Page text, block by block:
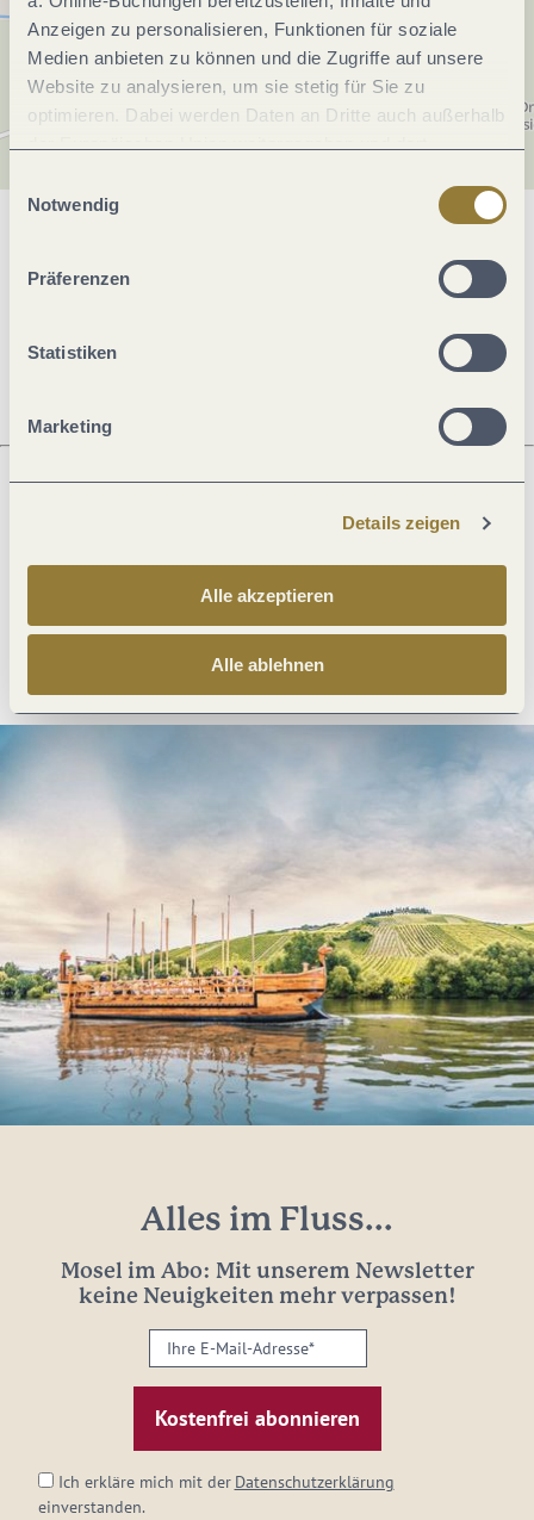
Anzeigen zu personalisieren, Funktionen für soziale
Medien anbieten zu können und die Zugriffe auf unsere
Website zu analysieren, um sie stetig für Sie zu
optimieren. Dabei werden Daten an Dritte auch außerhalb
jederzeit widerrufen werden. Mit der Auswahl "Alle
ablehnen" kann es zu Beeinträchtigungen in der Nutzung
Notwendig
Präferenzen
Statistiken
Marketing
Details zeigen
Alle akzeptieren
Alle ablehnen
Öffnungszeiten
Alles im Fluss...
Mosel im Abo: Mit unserem Newsletter
keine Neuigkeiten mehr verpassen!
Ihre
E-
Mail-
Adresse:
Ich erkläre mich mit der Datenschutzerklärung
einverstanden.